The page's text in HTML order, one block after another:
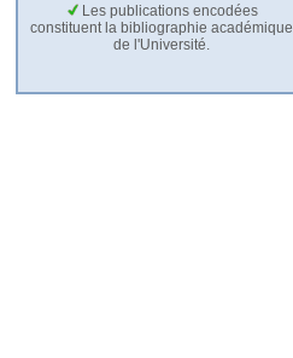
Les publications encodées
constituent la bibliographie académique
de l'Université.